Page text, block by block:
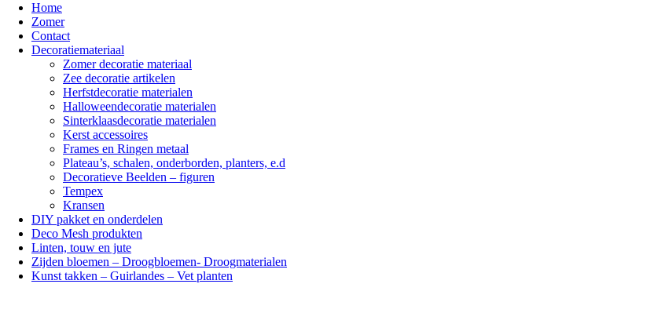
Home
Zomer
Contact
Decoratiemateriaal
Zomer decoratie materiaal
Zee decoratie artikelen
Herfstdecoratie materialen
Halloweendecoratie materialen
Sinterklaasdecoratie materialen
Kerst accessoires
Frames en Ringen metaal
Plateau’s, schalen, onderborden, planters, e.d
Decoratieve Beelden – figuren
Tempex
Kransen
DIY pakket en onderdelen
Deco Mesh produkten
Linten, touw en jute
Zijden bloemen – Droogbloemen- Droogmaterialen
Kunst takken – Guirlandes – Vet planten